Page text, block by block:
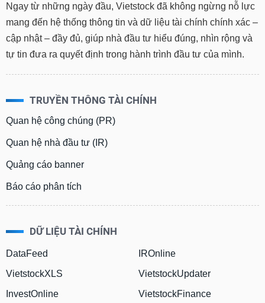
Ngay từ những ngày đầu, Vietstock đã không ngừng nỗ lực
mang đến hệ thống thông tin và dữ liệu tài chính chính xác –
cập nhật – đầy đủ, giúp nhà đầu tư hiểu đúng, nhìn rộng và
tự tin đưa ra quyết định trong hành trình đầu tư của mình.
TRUYỀN THÔNG TÀI CHÍNH
Quan hệ công chúng (PR)
Quan hệ nhà đầu tư (IR)
Quảng cáo banner
Báo cáo phân tích
DỮ LIỆU TÀI CHÍNH
DataFeed
VietstockXLS
InvestOnline
IROnline
VietstockUpdater
VietstockFinance
Tin
tức
(-)
tác
(-)
cáo
tích
Thuật
(-)
vụ